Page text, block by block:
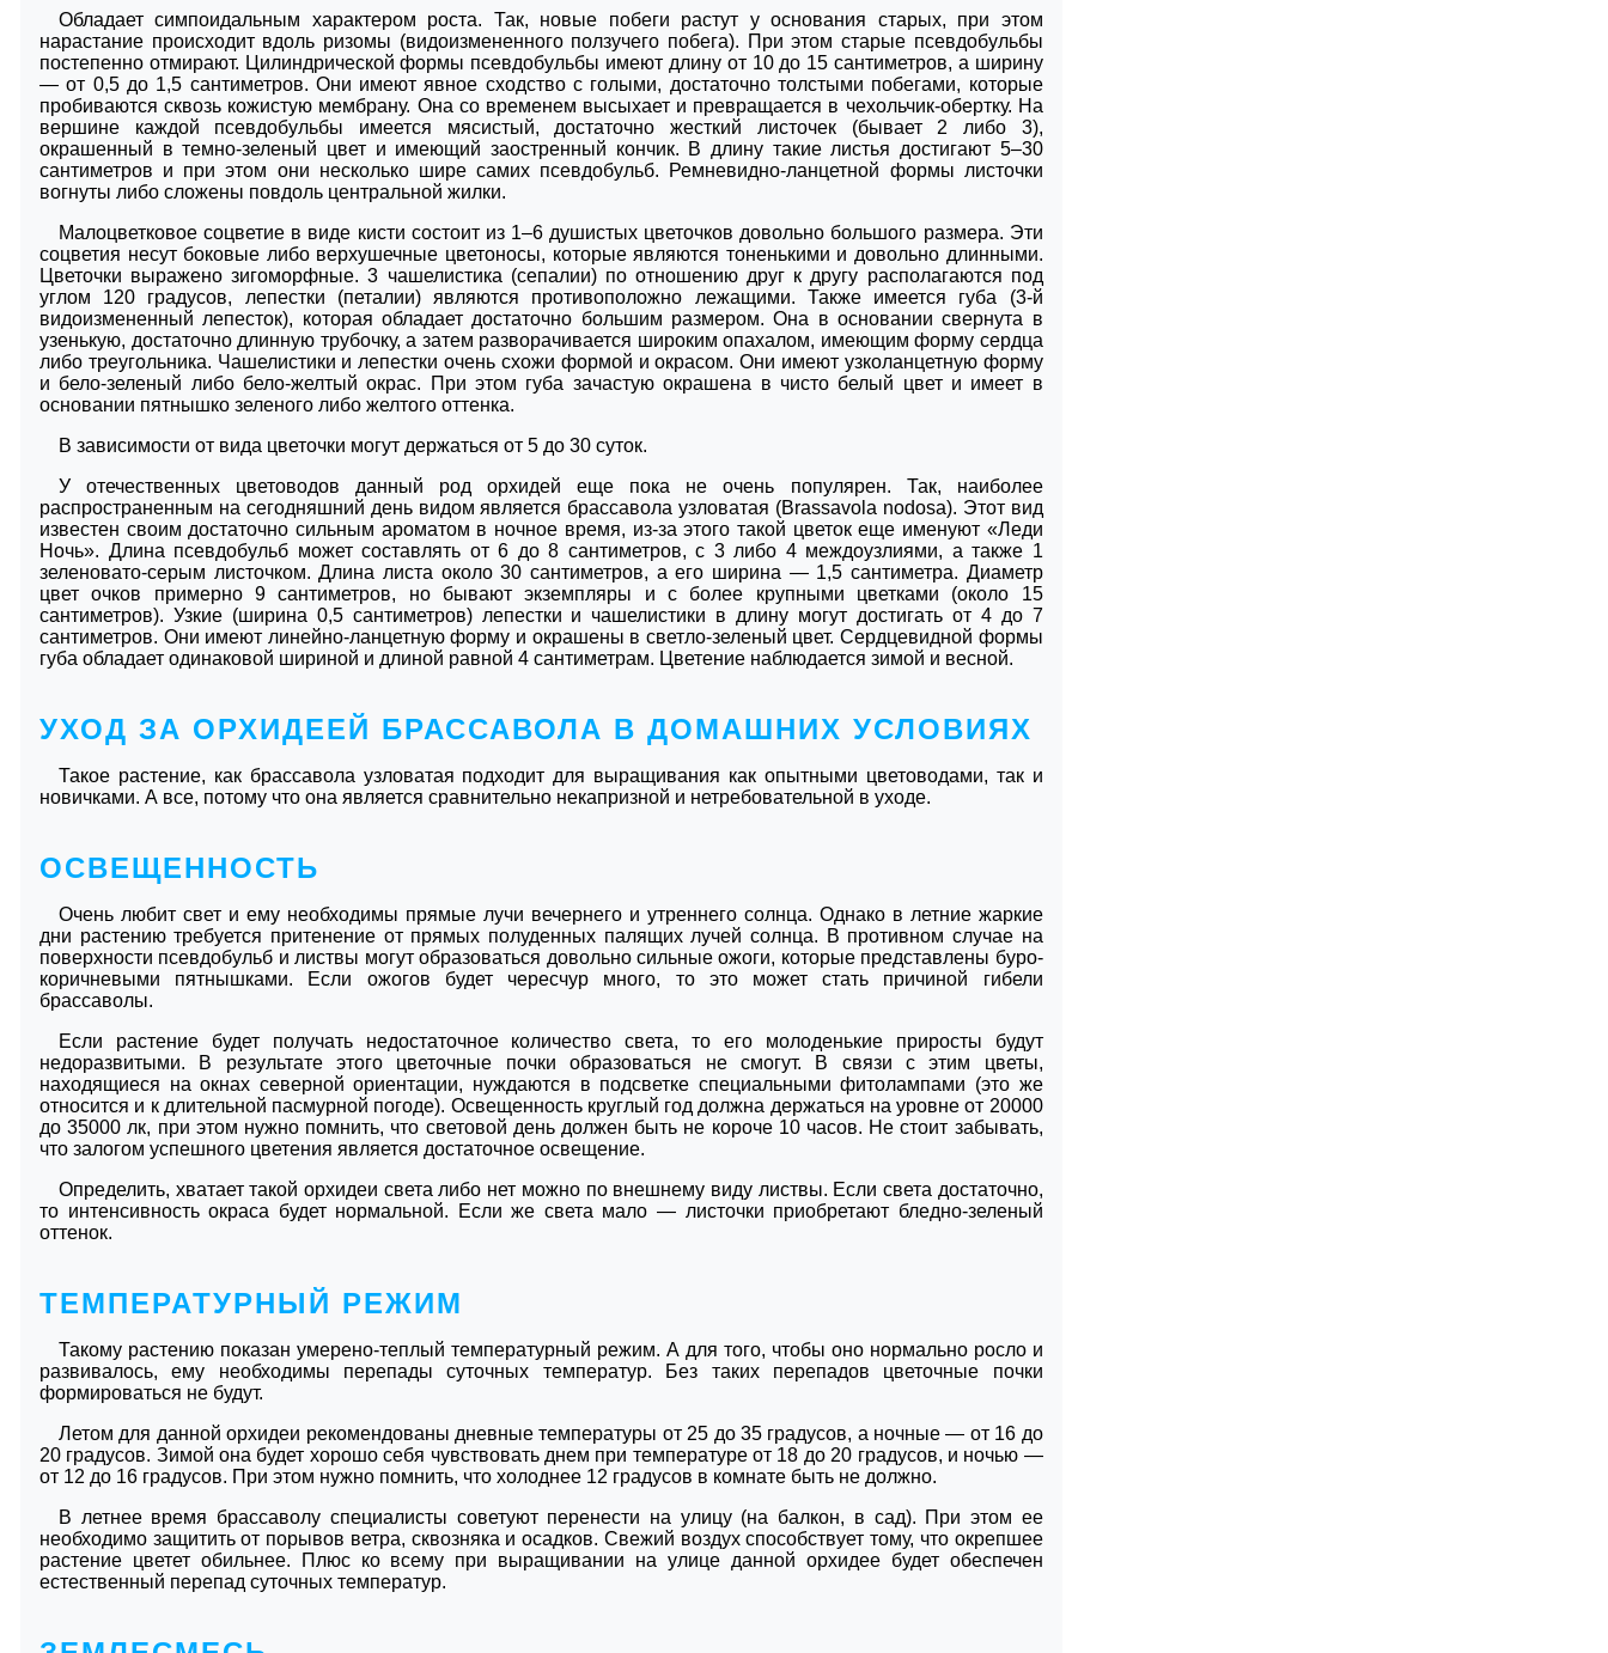
Обладает симпоидальным характером роста. Так, новые побеги растут у основания старых, при этом
нарастание происходит вдоль ризомы (видоизмененного ползучего побега). При этом старые псевдобульбы
постепенно отмирают. Цилиндрической формы псевдобульбы имеют длину от 10 до 15 сантиметров, а ширину
― от 0,5 до 1,5 сантиметров. Они имеют явное сходство с голыми, достаточно толстыми побегами, которые
пробиваются сквозь кожистую мембрану. Она со временем высыхает и превращается в чехольчик-обертку. На
вершине каждой псевдобульбы имеется мясистый, достаточно жесткий листочек (бывает 2 либо 3),
окрашенный в темно-зеленый цвет и имеющий заостренный кончик. В длину такие листья достигают 5–30
сантиметров и при этом они несколько шире самих псевдобульб. Ремневидно-ланцетной формы листочки
вогнуты либо сложены повдоль центральной жилки.
Малоцветковое соцветие в виде кисти состоит из 1–6 душистых цветочков довольно большого размера. Эти
соцветия несут боковые либо верхушечные цветоносы, которые являются тоненькими и довольно длинными.
Цветочки выражено зигоморфные. 3 чашелистика (сепалии) по отношению друг к другу располагаются под
углом 120 градусов, лепестки (петалии) являются противоположно лежащими. Также имеется губа (3-й
видоизмененный лепесток), которая обладает достаточно большим размером. Она в основании свернута в
узенькую, достаточно длинную трубочку, а затем разворачивается широким опахалом, имеющим форму сердца
либо треугольника. Чашелистики и лепестки очень схожи формой и окрасом. Они имеют узколанцетную форму
и бело-зеленый либо бело-желтый окрас. При этом губа зачастую окрашена в чисто белый цвет и имеет в
основании пятнышко зеленого либо желтого оттенка.
В зависимости от вида цветочки могут держаться от 5 до 30 суток.
У отечественных цветоводов данный род орхидей еще пока не очень популярен. Так, наиболее
распространенным на сегодняшний день видом является брассавола узловатая (Brassavola nodosa). Этот вид
известен своим достаточно сильным ароматом в ночное время, из-за этого такой цветок еще именуют «Леди
Ночь». Длина псевдобульб может составлять от 6 до 8 сантиметров, с 3 либо 4 междоузлиями, а также 1
зеленовато-серым листочком. Длина листа около 30 сантиметров, а его ширина ― 1,5 сантиметра. Диаметр
цвет очков примерно 9 сантиметров, но бывают экземпляры и с более крупными цветками (около 15
сантиметров). Узкие (ширина 0,5 сантиметров) лепестки и чашелистики в длину могут достигать от 4 до 7
сантиметров. Они имеют линейно-ланцетную форму и окрашены в светло-зеленый цвет. Сердцевидной формы
губа обладает одинаковой шириной и длиной равной 4 сантиметрам. Цветение наблюдается зимой и весной.
УХОД ЗА ОРХИДЕЕЙ БРАССАВОЛА В ДОМАШНИХ УСЛОВИЯХ
Такое растение, как брассавола узловатая подходит для выращивания как опытными цветоводами, так и
новичками. А все, потому что она является сравнительно некапризной и нетребовательной в уходе.
ОСВЕЩЕННОСТЬ
Очень любит свет и ему необходимы прямые лучи вечернего и утреннего солнца. Однако в летние жаркие
дни растению требуется притенение от прямых полуденных палящих лучей солнца. В противном случае на
поверхности псевдобульб и листвы могут образоваться довольно сильные ожоги, которые представлены буро-
коричневыми пятнышками. Если ожогов будет чересчур много, то это может стать причиной гибели
брассаволы.
Если растение будет получать недостаточное количество света, то его молоденькие приросты будут
недоразвитыми. В результате этого цветочные почки образоваться не смогут. В связи с этим цветы,
находящиеся на окнах северной ориентации, нуждаются в подсветке специальными фитолампами (это же
относится и к длительной пасмурной погоде). Освещенность круглый год должна держаться на уровне от 20000
до 35000 лк, при этом нужно помнить, что световой день должен быть не короче 10 часов. Не стоит забывать,
что залогом успешного цветения является достаточное освещение.
Определить, хватает такой орхидеи света либо нет можно по внешнему виду листвы. Если света достаточно,
то интенсивность окраса будет нормальной. Если же света мало ― листочки приобретают бледно-зеленый
оттенок.
ТЕМПЕРАТУРНЫЙ РЕЖИМ
Такому растению показан умерено-теплый температурный режим. А для того, чтобы оно нормально росло и
развивалось, ему необходимы перепады суточных температур. Без таких перепадов цветочные почки
формироваться не будут.
Летом для данной орхидеи рекомендованы дневные температуры от 25 до 35 градусов, а ночные ― от 16 до
20 градусов. Зимой она будет хорошо себя чувствовать днем при температуре от 18 до 20 градусов, и ночью ―
от 12 до 16 градусов. При этом нужно помнить, что холоднее 12 градусов в комнате быть не должно.
В летнее время брассаволу специалисты советуют перенести на улицу (на балкон, в сад). При этом ее
необходимо защитить от порывов ветра, сквозняка и осадков. Свежий воздух способствует тому, что окрепшее
растение цветет обильнее. Плюс ко всему при выращивании на улице данной орхидее будет обеспечен
естественный перепад суточных температур.